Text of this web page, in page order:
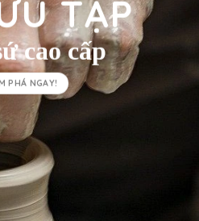
TẬP
lịch sử…
PHÁ NGAY